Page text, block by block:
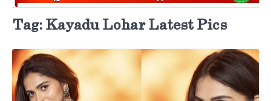
Tag:Kayadu Lohar Latest Pics